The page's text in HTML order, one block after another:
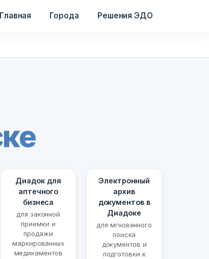
Главная Города Решения ЭДО
Диадок для
аптечного
бизнеса
для законной
приемки и
продажи
маркированных
медикаментов
Электронный
архив
документов в
Диадоке
для мгновенного
поиска
документов и
подготовки к